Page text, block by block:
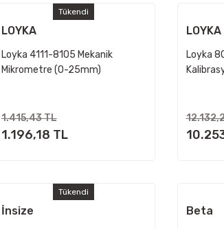
Tükendi
LOYKA
Loyka 4111-8105 Mekanik
Mikrometre (0-25mm)
1.415,43 TL
1.196,18 TL
LOYKA
Loyka
Tükendi
İnsize Beta